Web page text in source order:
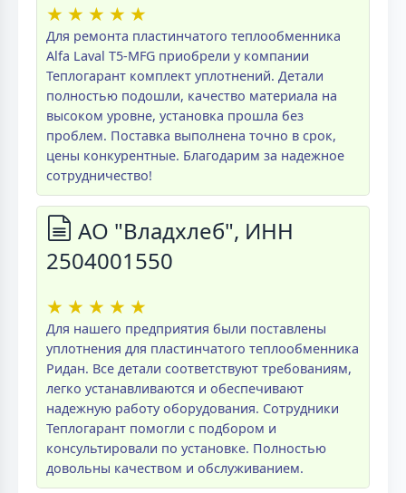
★ ★ ★ ★ ★
Для ремонта пластинчатого теплообменника
Alfa Laval T5-MFG приобрели у компании
Теплогарант комплект уплотнений. Детали
полностью подошли, качество материала на
высоком уровне, установка прошла без
проблем. Поставка выполнена точно в срок,
цены конкурентные. Благодарим за надежное
сотрудничество!
АО "Владхлеб", ИНН
2504001550
★ ★ ★ ★ ★
Для нашего предприятия были поставлены
уплотнения для пластинчатого теплообменника
Ридан. Все детали соответствуют требованиям,
легко устанавливаются и обеспечивают
надежную работу оборудования. Сотрудники
Теплогарант помогли с подбором и
консультировали по установке. Полностью
довольны качеством и обслуживанием.